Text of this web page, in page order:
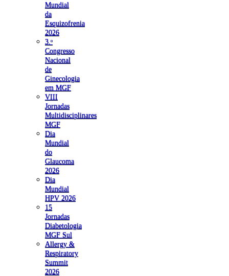
Mundial
da
Esquizofrenia
2026
3.ᵒ
Congresso
Nacional
de
Ginecologia
em MGF
VIII
Jornadas
Multidisciplinares
MGF
Dia
Mundial
do
Glaucoma
2026
Dia
Mundial
HPV 2026
15
Jornadas
Diabetologia
MGF Sul
Allergy &
Respiratory
Summit
2026